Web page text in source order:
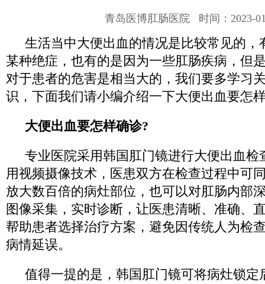
青岛医博肛肠医院 时间：2023-
生活当中大便出血的情况是比较常见的，
某种绝症，也有的是因为一些肛肠疾病，但
对于患者的危害是相当大的，我们要多学习
识，下面我们请小编介绍一下大便出血要怎
大便出血要怎样确诊?
专业医院采用韩国肛门镜进行大便出血检
用视频摄像技术，医患双方在检查过程中可
放大数百倍的病灶部位，也可以对肛肠内部
图像采集，实时诊断，让医患清晰、准确、
帮助患者选择治疗方案，避免因传统人为检
病情延误。
值得一提的是，韩国肛门镜可将病灶锁定